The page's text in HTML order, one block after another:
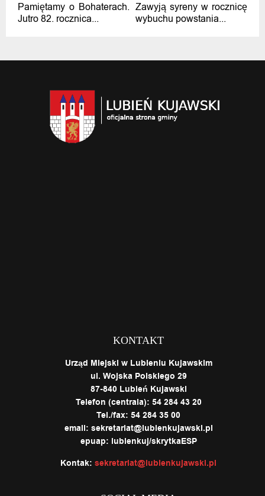
Pamiętamy o Bohaterach.
Jutro 82. rocznica...
Zawyją syreny w rocznicę
wybuchu powstania...
KONTAKT
Urząd Miejski w Lubieniu Kujawskim
ul. Wojska Polskiego 29
87-840 Lubień Kujawski
Telefon (centrala): 54 284 43 20
Tel./fax: 54 284 35 00
email: sekretariat@lubienkujawski.pl
epuap: lubienkuj/skrytkaESP
Kontak: sekretariat@lubienkujawski.pl